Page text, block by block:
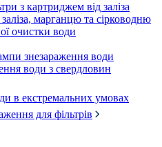
з картриджем від заліза
марганцю та сірководню
очистки води
знезараження води
води з свердловин
в екстремальних умовах
для фільтрів